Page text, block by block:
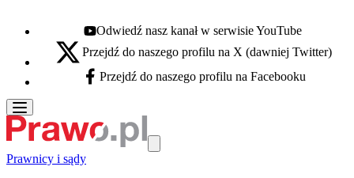
Youtube - otwiera się w nowej karcie
Odwiedź nasz kanał w serwisie YouTube
X - otwiera się w nowej karcie
Przejdź do naszego profilu na X (dawniej Twitter)
Facebook - otwiera się w nowej karcie
Przejdź do naszego profilu na Facebooku
Prawnicy i sądy